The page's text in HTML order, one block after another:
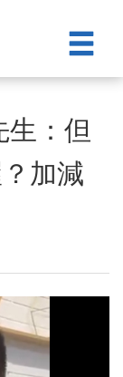
：但
加減